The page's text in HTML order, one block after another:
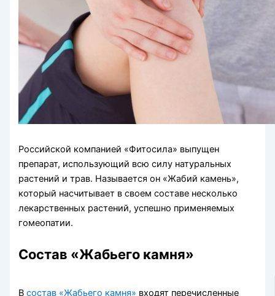
Российской компанией «Фитосила» выпущен
препарат, использующий всю силу натуральных
растений и трав. Называется он «Жабий камень»,
который насчитывает в своем составе несколько
лекарственных растений, успешно применяемых
гомеопатии.
Состав «Жабьего камня»
Всостав «Жабьего камня» входят перечисленные